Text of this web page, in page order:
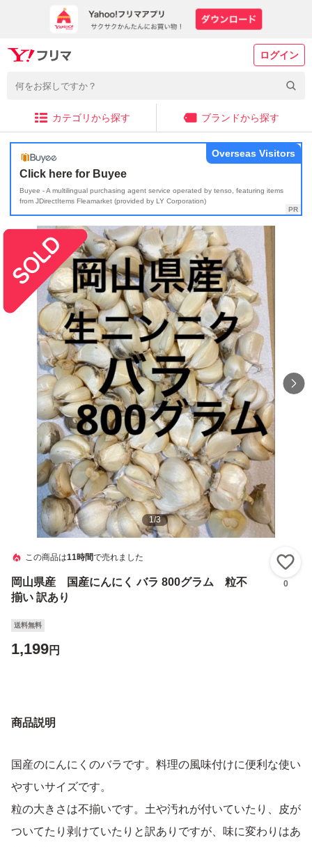
ログイン
カテゴリから探す ブランドから探す
Click here for Buyee
Buyee - A multilingual purchasing agent service operated by tenso, featuring items
from JDirectItems Fleamarket (provided by LY Corporation)
Overseas Visitors
1/3
この商品は11時間で売れました
岡山県産 国産にんにく バラ 800グラム 粒不
揃い 訳あり
0
送料無料
1,199円
商品説明
国産のにんにくのバラです。料理の風味付けに便利な使い
やすいサイズです。
粒の大きさは不揃いです。土や汚れが付いていたり、皮が
ついてたり剥けていたりと訳ありですが、味に変わりはあ